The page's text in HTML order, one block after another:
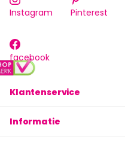
Klantenservice
Informatie
Instagram Pinterest
facebook